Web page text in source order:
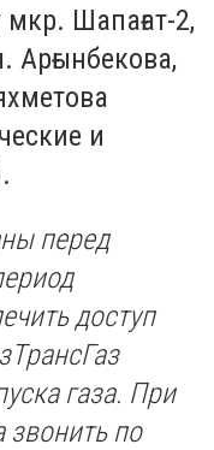
Шапағат-2,
Арғынбекова,
и
перед
доступ
газа. При
звонить по